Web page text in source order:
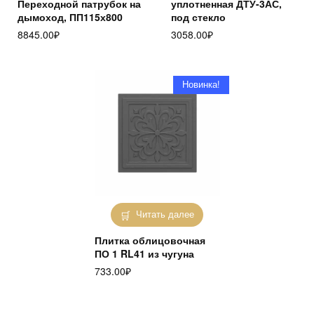
Переходной патрубок на
дымоход, ПП115х800
8845.00₽
уплотненная ДТУ-3АС,
под стекло
3058.00₽
Читать далее
Новинка!
Плитка облицовочная
ПО 1 RL41 из чугуна
733.00₽